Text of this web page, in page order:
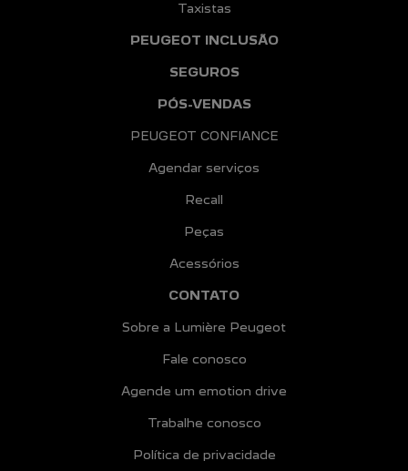
Taxistas
PEUGEOT INCLUSÃO
SEGUROS
PÓS-VENDAS
PEUGEOT CONFIANCE
Agendar serviços
Recall
Peças
Acessórios
CONTATO
Sobre a Lumière Peugeot
Fale conosco
Agende um emotion drive
Trabalhe conosco
Política de privacidade